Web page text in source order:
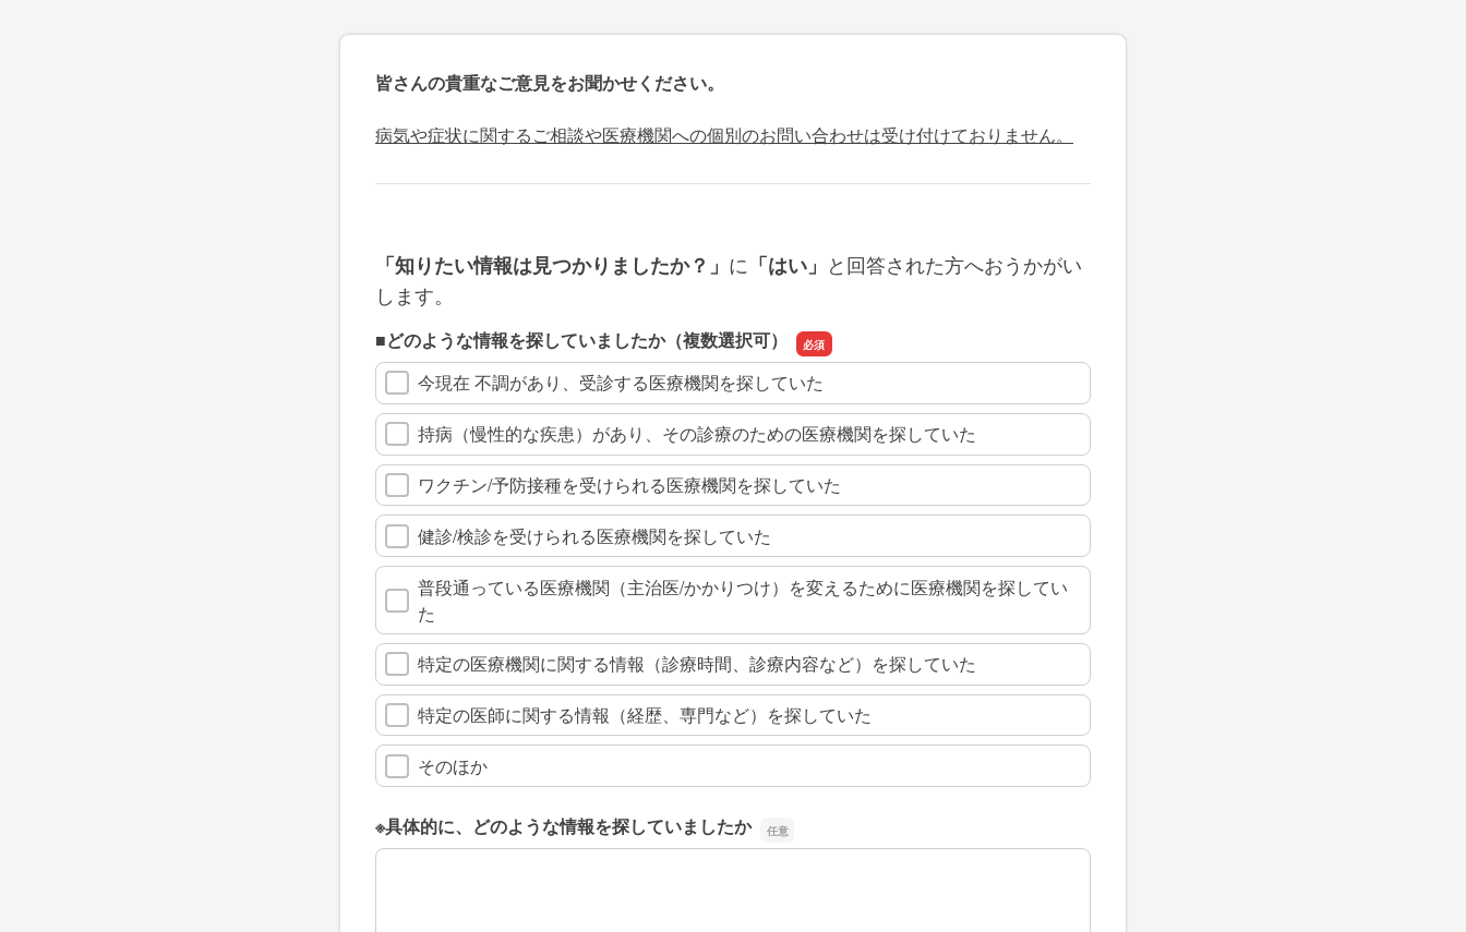
皆さんの貴重なご意見をお聞かせください。
病気や症状に関するご相談や医療機関への個別のお問い合わせは受け付けておりません。
「知りたい情報は見つかりましたか？」 に 「はい」 と回答された方へおうかがい
します。
■どのような情報を探していましたか（複数選択可）
今現在 不調があり、受診する医療機関を探していた
持病（慢性的な疾患）があり、その診療のための医療機関を探していた
ワクチン/予防接種を受けられる医療機関を探していた
健診/検診を受けられる医療機関を探していた
普段通っている医療機関（主治医/かかりつけ）を変えるために医療機関を探してい
た
特定の医療機関に関する情報（診療時間、診療内容など）を探していた
特定の医師に関する情報（経歴、専門など）を探していた
そのほか
※具体的に、どのような情報を探していましたか
※具体的に、どのような情報を探していましたか